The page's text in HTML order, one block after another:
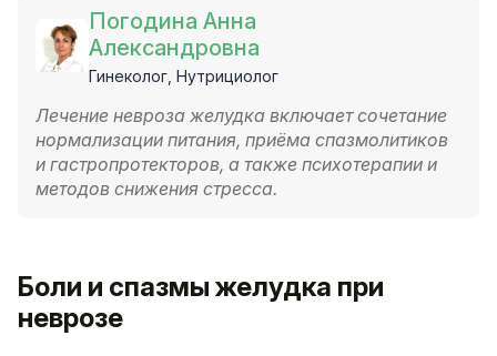
Погодина Анна
Александровна
Гинеколог, Нутрициолог
Лечение невроза желудка включает сочетание
нормализации питания, приёма спазмолитиков
и гастропротекторов, а также психотерапии и
методов снижения стресса.
Боли и спазмы желудка при
неврозе